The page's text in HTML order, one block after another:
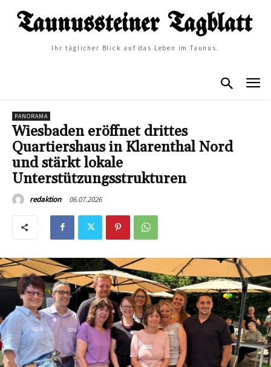
Ihr täglicher Blick auf das Leben im Taunus.
PANORAMA
Wiesbaden eröffnet drittes
Quartiershaus in Klarenthal Nord
und stärkt lokale
Unterstützungsstrukturen
redaktion 06.07.2026